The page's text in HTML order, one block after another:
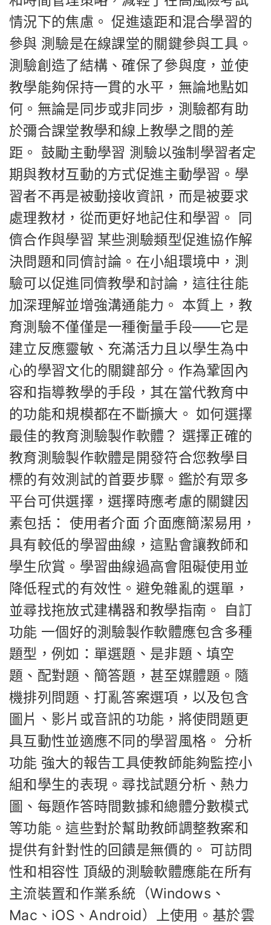
情況下的焦慮。 促進遠距和混合學習的
參與 測驗是在線課堂的關鍵參與工具。
測驗創造了結構、確保了參與度，並使
教學能夠保持一貫的水平，無論地點如
何。無論是同步或非同步，測驗都有助
於彌合課堂教學和線上教學之間的差
距。 鼓勵主動學習 測驗以強制學習者定
期與教材互動的方式促進主動學習。學
習者不再是被動接收資訊，而是被要求
處理教材，從而更好地記住和學習。 同
儕合作與學習 某些測驗類型促進協作解
決問題和同儕討論。在小組環境中，測
驗可以促進同儕教學和討論，這往往能
加深理解並增強溝通能力。 本質上，教
育測驗不僅僅是一種衡量手段——它是
建立反應靈敏、充滿活力且以學生為中
心的學習文化的關鍵部分。作為鞏固內
容和指導教學的手段，其在當代教育中
的功能和規模都在不斷擴大。 如何選擇
最佳的教育測驗製作軟體？ 選擇正確的
教育測驗製作軟體是開發符合您教學目
標的有效測試的首要步驟。鑑於有眾多
平台可供選擇，選擇時應考慮的關鍵因
素包括： 使用者介面 介面應簡潔易用，
具有較低的學習曲線，這點會讓教師和
學生欣賞。學習曲線過高會阻礙使用並
降低程式的有效性。避免雜亂的選單，
並尋找拖放式建構器和教學指南。 自訂
功能 一個好的測驗製作軟體應包含多種
題型，例如：單選題、是非題、填空
題、配對題、簡答題，甚至媒體題。隨
機排列問題、打亂答案選項，以及包含
圖片、影片或音訊的功能，將使問題更
具互動性並適應不同的學習風格。 分析
功能 強大的報告工具使教師能夠監控小
組和學生的表現。尋找試題分析、熱力
圖、每題作答時間數據和總體分數模式
等功能。這些對於幫助教師調整教案和
提供有針對性的回饋是無價的。 可訪問
性和相容性 頂級的測驗軟體應能在所有
主流裝置和作業系統（Windows、
Mac、iOS、Android）上使用。基於雲